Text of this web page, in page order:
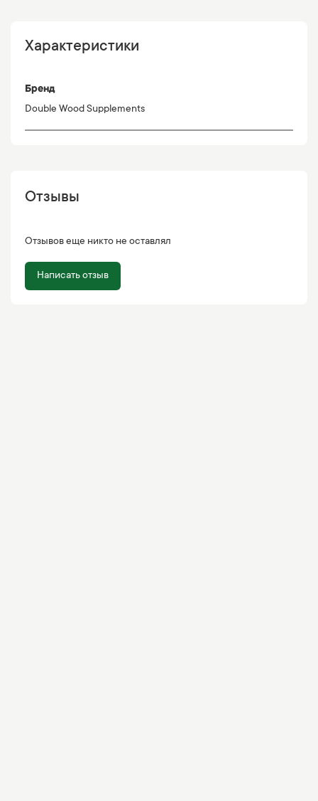
Характеристики
Бренд
Double Wood Supplements
Отзывы
Отзывов еще никто не оставлял
Написать отзыв